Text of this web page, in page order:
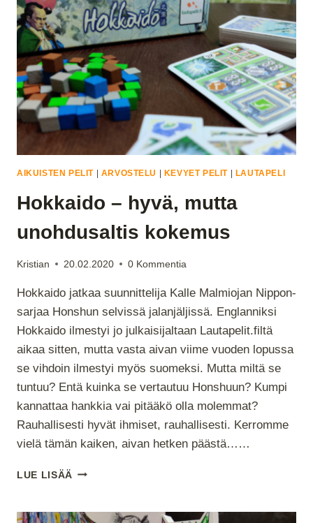
CLAYS
PELIMERKIT
AIKUISTEN PELIT| ARVOSTELU KEVYET PELIT LAUTAPELI
Hokkaido – hyvä, mutta
unohdusaltis kokemus
Kristian 20.02.2020 0 Kommentia
Hokkaido jatkaa suunnittelija Kalle Malmiojan Nippon-
sarjaa Honshun selvissä jalanjäljissä. Englanniksi
Hokkaido ilmestyi jo julkaisijaltaan Lautapelit.filtä
aikaa sitten, mutta vasta aivan viime vuoden lopussa
se vihdoin ilmestyi myös suomeksi. Mutta miltä se
tuntuu? Entä kuinka se vertautuu Honshuun? Kumpi
kannattaa hankkia vai pitääkö olla molemmat?
Rauhallisesti hyvät ihmiset, rauhallisesti. Kerromme
vielä tämän kaiken, aivan hetken päästä……
LUE LISÄÄ HOKKAIDO
MUTTA